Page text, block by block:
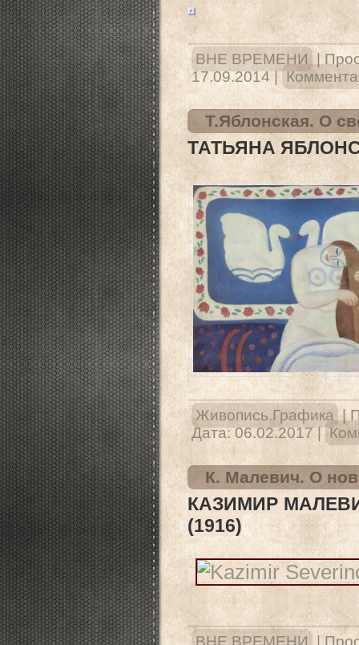
ВНЕ ВРЕМЕНИ |
17.09.2014 |
Т.Яблонская. О
ТАТЬЯНА
Живопись.Графика |
Дата: 06.02.2017 |
К. Малевич. О
КАЗИМИР
(1916)
ВНЕ ВРЕМЕНИ |